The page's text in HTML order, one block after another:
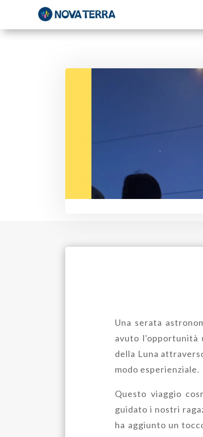
Una serata
avuto l'opportunità
della Luna
modo esperienziale.
Questo viaggio
guidato i nostri
ha aggiunto un